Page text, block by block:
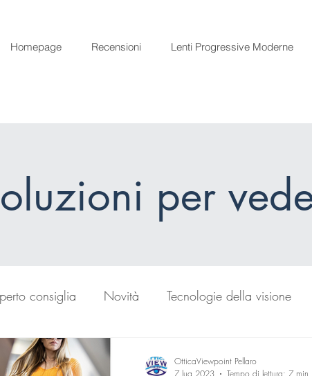
Homepage Recensioni Lenti Progressive Moderne
per
consiglia Novità Tecnologie della visione
lenti a contatto
OtticaViewpoint Pellaro
7 lug 2023
Tempo di lettura: 7 min